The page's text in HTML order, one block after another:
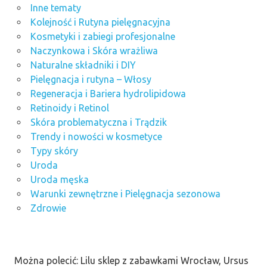
Inne tematy
Kolejność i Rutyna pielęgnacyjna
Kosmetyki i zabiegi profesjonalne
Naczynkowa i Skóra wrażliwa
Naturalne składniki i DIY
Pielęgnacja i rutyna – Włosy
Regeneracja i Bariera hydrolipidowa
Retinoidy i Retinol
Skóra problematyczna i Trądzik
Trendy i nowości w kosmetyce
Typy skóry
Uroda
Uroda męska
Warunki zewnętrzne i Pielęgnacja sezonowa
Zdrowie
Można polecić: Lilu sklep z zabawkami Wrocław, Ursus